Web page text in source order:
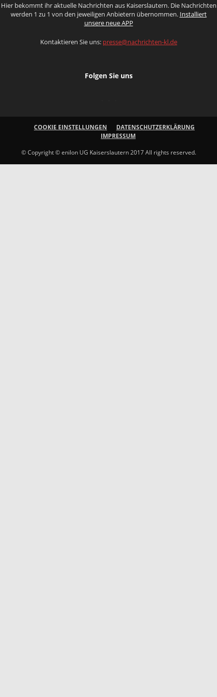
Hier bekommt ihr aktuelle Nachrichten aus Kaiserslautern. Die Nachrichten
werden 1 zu 1 von den jeweiligen Anbietern übernommen. Installiert
unsere neue APP
Kontaktieren Sie uns: presse@nachrichten-kl.de
Folgen Sie uns
COOKIE EINSTELLUNGEN
DATENSCHUTZERKLÄRUNG
IMPRESSUM
© Copyright © enilon UG Kaiserslautern 2017 All rights reserved.